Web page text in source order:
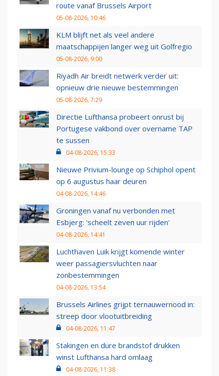
route vanaf Brussels Airport
05-08-2026, 10:46
KLM blijft net als veel andere
maatschappijen langer weg uit Golfregio
05-08-2026, 9:00
Riyadh Air breidt netwerk verder uit:
opnieuw drie nieuwe bestemmingen
05-08-2026, 7:29
Directie Lufthansa probeert onrust bij
Portugese vakbond over overname TAP
te sussen
04-08-2026, 15:33
Nieuwe Privium-lounge op Schiphol opent
op 6 augustus haar deuren
04-08-2026, 14:46
Groningen vanaf nu verbonden met
Esbjerg: 'scheelt zeven uur rijden'
04-08-2026, 14:41
Luchthaven Luik krijgt komende winter
weer passagiersvluchten naar
zonbestemmingen
04-08-2026, 13:54
Brussels Airlines grijpt ternauwernood in:
streep door vlootuitbreiding
04-08-2026, 11:47
Stakingen en dure brandstof drukken
winst Lufthansa hard omlaag
04-08-2026, 11:38